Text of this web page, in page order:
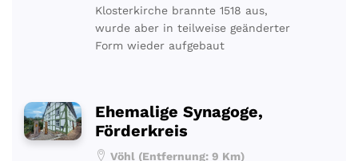
Klosterkirche brannte 1518 aus,
wurde aber in teilweise geänderter
Form wieder aufgebaut
Ehemalige Synagoge,
Förderkreis
Vöhl (Entfernung: 9 Km)